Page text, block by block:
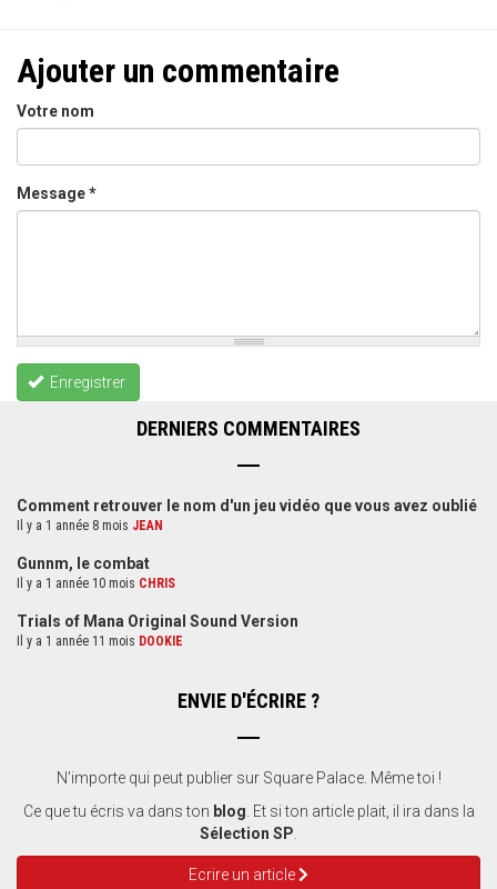
Ajouter un commentaire
Votre nom
Message*
Enregistrer
DERNIERS COMMENTAIRES
Comment retrouver le nom d'un jeu vidéo que vous avez oublié
Il y a 1 année 8 mois JEAN
Gunnm, le combat
Il y a 1 année 10 mois CHRIS
Trials of Mana Original Sound Version
Il y a 1 année 11 mois DOOKIE
ENVIE D'ÉCRIRE ?
N'importe qui peut publier sur Square Palace. Même toi !
Ce que tu écris va dans ton blog . Et si ton article plait, il ira dans la
Sélection SP
Ecrire un article